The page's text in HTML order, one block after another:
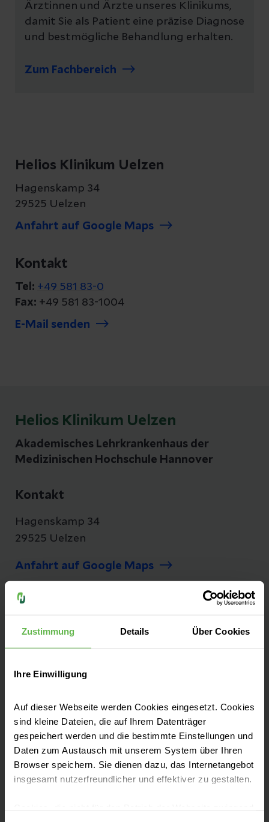
Zustimmung Details Über Cookies
Ihre Einwilligung
Auf dieser Webseite werden Cookies eingesetzt. Cookies
sind kleine Dateien, die auf Ihrem Datenträger
gespeichert werden und die bestimmte Einstellungen und
Daten zum Austausch mit unserem System über Ihren
Browser speichern. Sie dienen dazu, das Internetangebot
insgesamt nutzerfreundlicher und effektiver zu gestalten.
Ärztinnen und Ärzte unseres Klinikums,
damit Sie als Patient eine präzise Diagnose
und bestmögliche Behandlung erhalten.
Zum Fachbereich
Helios Klinikum Uelzen
Hagenskamp 34
29525 Uelzen
Anfahrt auf Google Maps
Kontakt
Tel: +49 581 83-0
Fax: +49 581 83-1004
E-Mail senden
Helios Klinikum Uelzen
Akademisches Lehrkrankenhaus der
Medizinischen Hochschule Hannover
Kontakt
Hagenskamp 34
29525 Uelzen
Anfahrt auf Google Maps
Tel:
Fax: +49 581 83-1004
E-Mail senden
Erfahrene Teams, moderne Medizintechnik,
höchste pflegerische Standards: Unser
Klinikum bietet optimale Bedingungen für
eine professionelle medizinische Betreuung.